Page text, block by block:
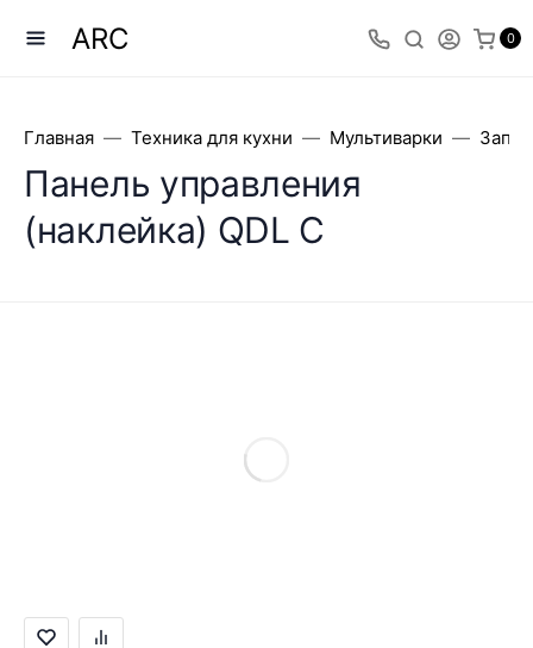
ARC 0
Главная Техника для кухни Мультиварки
Панель управления
(наклейка) QDL C